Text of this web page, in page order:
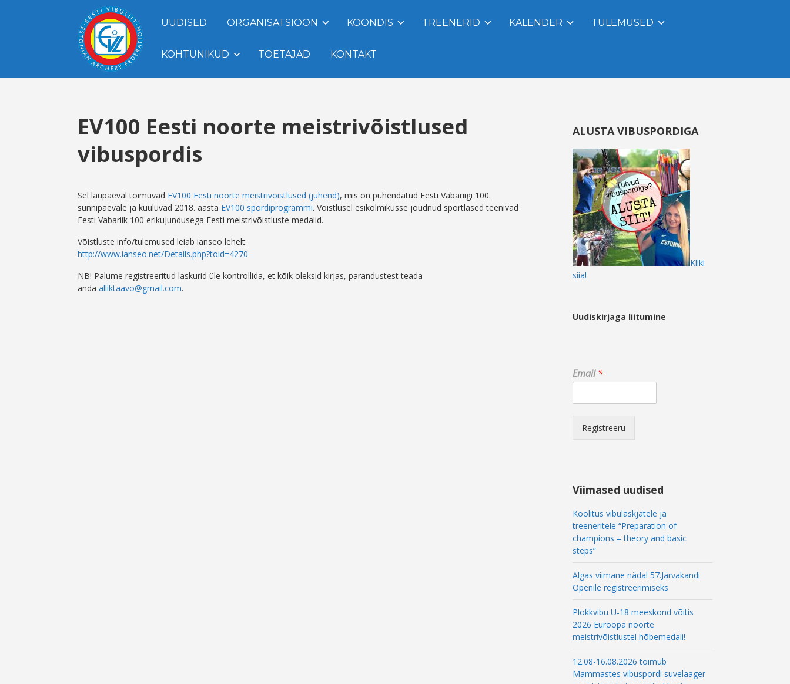
UUDISED ORGANISATSIOON KOONDIS TREENERID KALENDER TULEMUSED
KOHTUNIKUD TOETAJAD KONTAKT
EV100 Eesti noorte meistrivõistlused
vibuspordis
Sel laupäeval toimuvad EV100 Eesti noorte meistrivõistlused (juhend), mis on pühendatud Eesti Vabariigi 100.
sünnipäevale ja kuuluvad 2018. aasta EV100 spordiprogrammi. Võistlusel esikolmikusse jõudnud sportlased teenivad
Eesti Vabariik 100 erikujundusega Eesti meistrivõistluste medalid.
Võistluste info/tulemused leiab ianseo lehelt:
http://www.ianseo.net/Details.php?toid=4270
NB! Palume registreeritud laskurid üle kontrollida, et kõik oleksid kirjas, parandustest teada
anda alliktaavo@gmail.com.
ALUSTA VIBUSPORDIGA
Kliki
siia!
Uudiskirjaga liitumine
*
E
a
Email*
Registreeru
Viimased uudised
Koolitus vibulaskjatele ja
treeneritele “Preparation of
champions – theory and basic
steps”
Algas viimane nädal 57.Järvakandi
Openile registreerimiseks
Plokkvibu U-18 meeskond võitis
2026 Euroopa noorte
meistrivõistlustel hõbemedali!
12.08-16.08.2026 toimub
Mammastes vibuspordi suvelaager